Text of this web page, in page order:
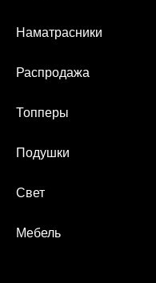
Наматрасники
Распродажа
Топперы
Подушки
Свет
Мебель